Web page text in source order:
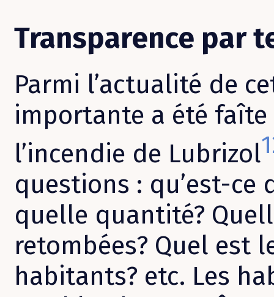
Transparence par
Parmi l’actualité de
importante a été faîte
l’incendie de Lubrizol1
questions : qu’est-ce
quelle quantité?
retombées? Quel est
habitants? etc. Les